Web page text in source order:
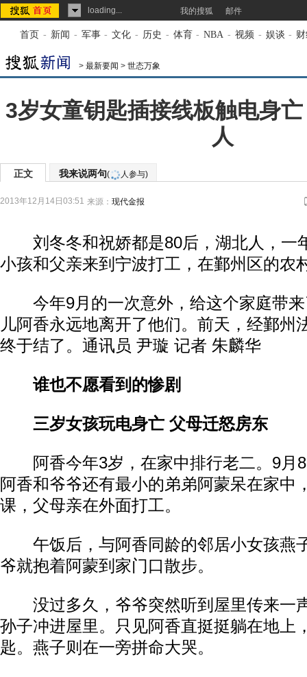
loading... 我的搜狐 邮件
首页 - 新闻 - 军事 - 文化 - 历史 - 体育 - NBA - 视频 - 娱谈 -
> 最新要闻 > 世态万象
3岁女童钥匙插接线板触电身
人
正文 我来说两句( 人参与)
2013年12月14日03:51 来源： 现代金报
刘冬冬和祝娇都是80后，湖北人，一
小孩和父亲来到宁波打工，在鄞州区的农
今年9月的一次意外，给这个家庭带来
儿阿香永远地离开了他们。前天，经鄞州
终于结了。通讯员 尹璇 记者 朱麟华
谁也不愿看到的惨剧
三岁女孩玩电身亡 父母迁怒房东
阿香今年3岁，在家中排行老二。9月8
阿香和爷爷还有最小的弟弟阿蒙呆在家中
课，父母亲在外面打工。
午饭后，与阿香同龄的邻居小女孩燕
爷就抱着阿蒙到家门口散步。
没过多久，爷爷突然听到屋里传来一
孙子冲进屋里。只见阿香直挺挺躺在地上
匙。燕子则在一旁拼命大哭。